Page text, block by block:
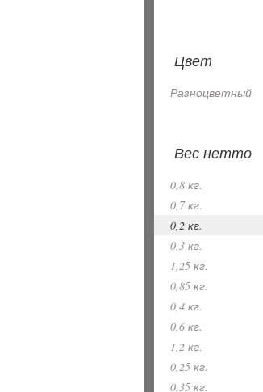
Цвет
Разноцветный
Вес нетто
0,8 кг.
0,7 кг.
0,2 кг.
0,3 кг.
1,25 кг.
0,85 кг.
0,4 кг.
0,6 кг.
1,2 кг.
0,25 кг.
0,35 кг.